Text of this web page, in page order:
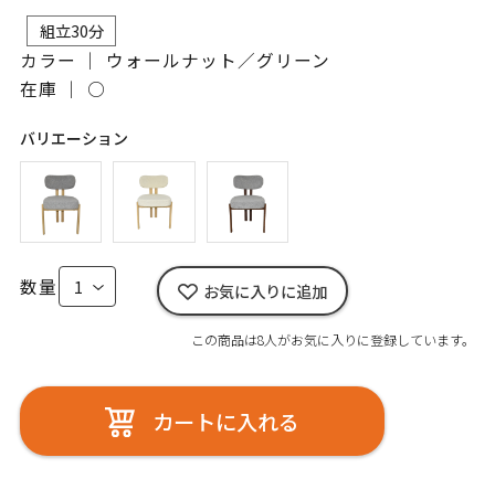
組立30分
カラー ｜ ウォールナット／グリーン
在庫 ｜ ○
バリエーション
数量 お気に入りに追加
この商品は8人がお気に入りに登録しています。
カートに入れる